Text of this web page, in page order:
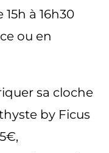
15h à 16h30
ou en
sa cloche
by Ficus